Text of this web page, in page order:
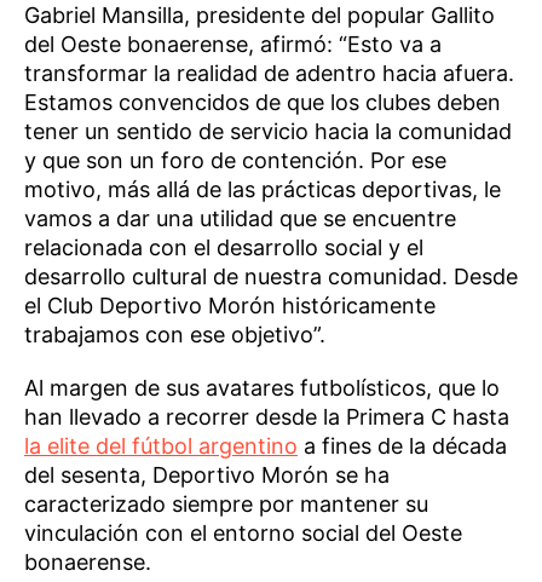
Gabriel Mansilla, presidente del popular Gallito
del Oeste bonaerense, afirmó: “Esto va a
transformar la realidad de adentro hacia afuera.
Estamos convencidos de que los clubes deben
tener un sentido de servicio hacia la comunidad
y que son un foro de contención. Por ese
motivo, más allá de las prácticas deportivas, le
vamos a dar una utilidad que se encuentre
relacionada con el desarrollo social y el
desarrollo cultural de nuestra comunidad. Desde
el Club Deportivo Morón históricamente
trabajamos con ese objetivo”.
Al margen de sus avatares futbolísticos, que lo
han llevado a recorrer desde la Primera C hasta
la elite del fútbol argentino a fines de la década
del sesenta, Deportivo Morón se ha
caracterizado siempre por mantener su
vinculación con el entorno social del Oeste
bonaerense.